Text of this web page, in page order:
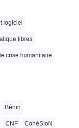
logiciel
libres
crise humanitaire
Bénin
CNF CohéSIoN